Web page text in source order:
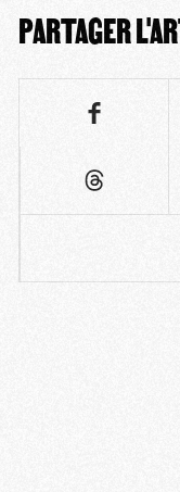
PARTAGER